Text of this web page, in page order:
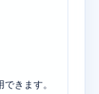
きます。